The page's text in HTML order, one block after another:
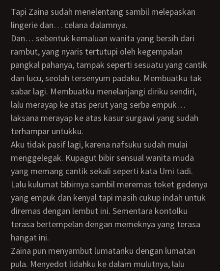
Tapi Zaina sudah menelentang sambil melepaskan
lingerie dan… celana dalamnya.
Dan… sebentuk kemaluan wanita yang bersih dari
rambut, yang nyaris tertutupi oleh kegempalan
pangkal pahanya, tampak seperti sesuatu yang cantik
dan lucu, seolah tersenyum padaku. Membuatku tak
sabar lagi. Membuatku menelanjangi diriku sendiri,
lalu merayap ke atas perut yang serba empuk…
laksana merayap ke atas kasur surgawi yang sudah
terhampar untukku.
Aku tidak pasif lagi, karena nafsuku sudah mulai
menggelegak. Kupagut bibir sensual wanita muda
yang memang cantik sekali seperti kata Umi tadi.
Lalu kulumat bibirnya sambil meremas toket gedenya
yang empuk dan kenyal tapi masih cukup indah untuk
diremas dengan lembut ini. Sementara kontolku
terasa bertempelan dengan memeknya yang terasa
hangat ini.
Zaina pun menyambut lumatanku dengan lumatan
pula. Menyedot lidahku ke dalam mulutnya, lalu